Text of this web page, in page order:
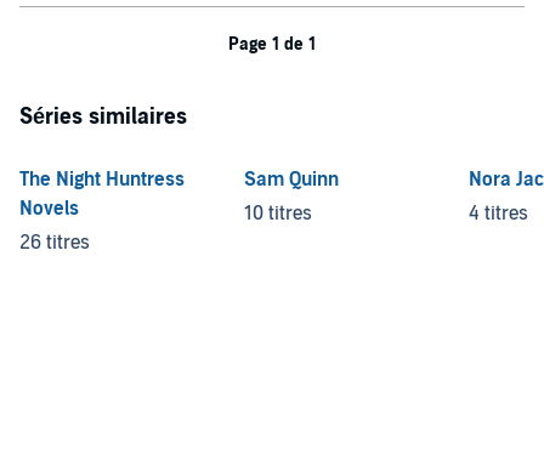
Page 1 de 1
Séries similaires
The Night Huntress
Novels
26 titres
Sam Quinn
10 titres
Nora
4 titres